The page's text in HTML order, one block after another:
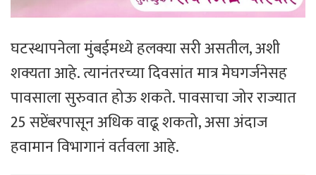
घटस्थापनेला मुंबईमध्ये हलक्या सरी असतील, अशी
शक्यता आहे. त्यानंतरच्या दिवसांत मात्र मेघगर्जनेसह
पावसाला सुरुवात होऊ शकते. पावसाचा जोर राज्यात
25 सप्टेंबरपासून अधिक वाढू शकतो, असा अंदाज
हवामान विभागानं वर्तवला आहे.